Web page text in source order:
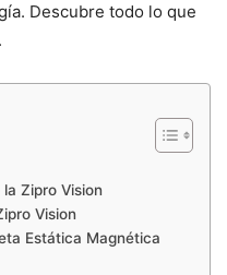
Descubre todo lo que
Zipro Vision
Vision
Estática Magnética